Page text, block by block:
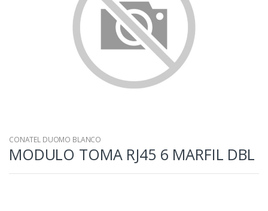
CONATEL DUOMO BLANCO
MODULO TOMA RJ45 6 MARFIL DBL